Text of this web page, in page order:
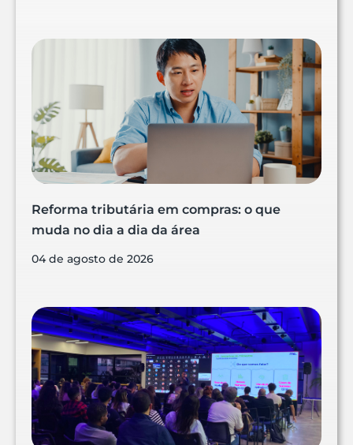
Reforma tributária em compras: o que
muda no dia a dia da área
04 de agosto de 2026